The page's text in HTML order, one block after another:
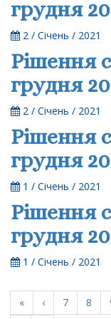
грудня
2 / Січень / 2021
Рішення
грудня
2 / Січень / 2021
Рішення
грудня
1 / Січень / 2021
Рішення
грудня
1 / Січень / 2021
« ‹ 7 8